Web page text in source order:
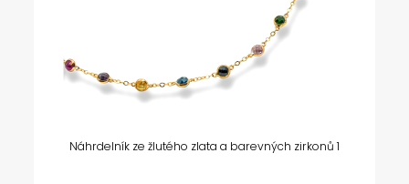
Náhrdelník ze žlutého zlata a barevných zirkonů 1